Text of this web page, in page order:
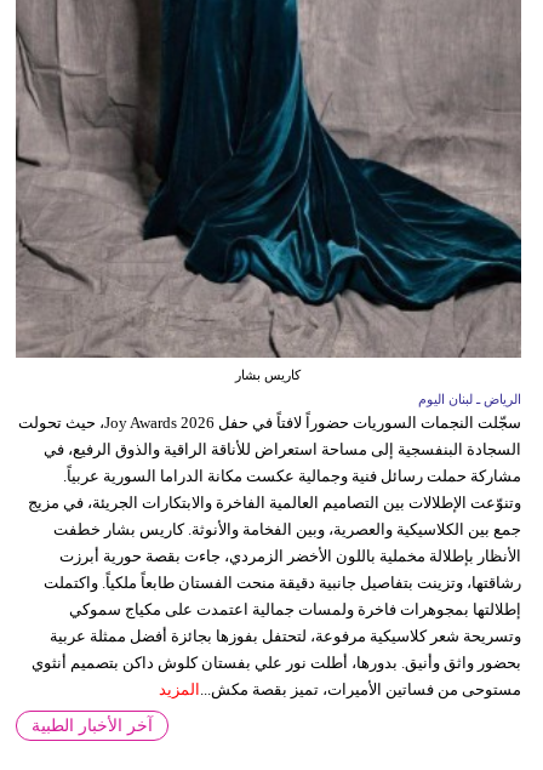
كاريس بشار
الرياض ـ لبنان اليوم
سجّلت النجمات السوريات حضوراً لافتاً في حفل Joy Awards 2026، حيث تحولت
السجادة البنفسجية إلى مساحة استعراض للأناقة الراقية والذوق الرفيع، في
مشاركة حملت رسائل فنية وجمالية عكست مكانة الدراما السورية عربياً.
وتنوّعت الإطلالات بين التصاميم العالمية الفاخرة والابتكارات الجريئة، في مزيج
جمع بين الكلاسيكية والعصرية، وبين الفخامة والأنوثة. كاريس بشار خطفت
الأنظار بإطلالة مخملية باللون الأخضر الزمردي، جاءت بقصة حورية أبرزت
رشاقتها، وتزينت بتفاصيل جانبية دقيقة منحت الفستان طابعاً ملكياً. واكتملت
إطلالتها بمجوهرات فاخرة ولمسات جمالية اعتمدت على مكياج سموكي
وتسريحة شعر كلاسيكية مرفوعة، لتحتفل بفوزها بجائزة أفضل ممثلة عربية
بحضور واثق وأنيق. بدورها، أطلت نور علي بفستان كلوش داكن بتصميم أنثوي
مستوحى من فساتين الأميرات، تميز بقصة مكش...
المزيد
آخر الأخبار الطبية